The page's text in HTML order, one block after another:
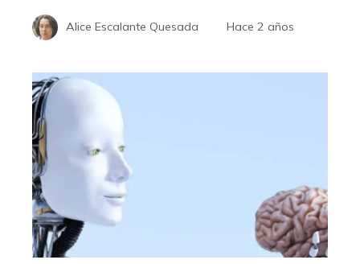
Alice Escalante Quesada Hace 2 años